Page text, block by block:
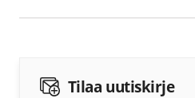
Tilaa uutiskirje